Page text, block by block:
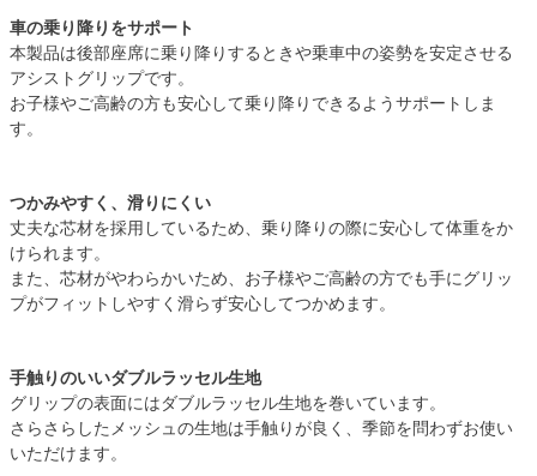
車の乗り降りをサポート
本製品は後部座席に乗り降りするときや乗車中の姿勢を安定させる
アシストグリップです。
お子様やご高齢の方も安心して乗り降りできるようサポートしま
す。
つかみやすく、滑りにくい
丈夫な芯材を採用しているため、乗り降りの際に安心して体重をか
けられます。
また、芯材がやわらかいため、お子様やご高齢の方でも手にグリッ
プがフィットしやすく滑らず安心してつかめます。
手触りのいいダブルラッセル生地
グリップの表面にはダブルラッセル生地を巻いています。
さらさらしたメッシュの生地は手触りが良く、季節を問わずお使い
いただけます。